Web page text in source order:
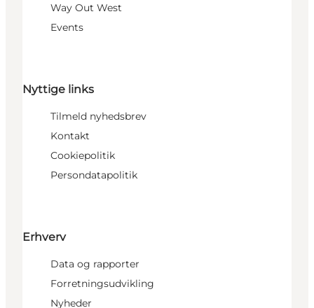
Way Out West
Events
Nyttige links
Tilmeld nyhedsbrev
Kontakt
Cookiepolitik
Persondatapolitik
Erhverv
Data og rapporter
Forretningsudvikling
Nyheder